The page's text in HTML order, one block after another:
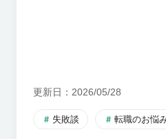
更新日 2026/05/28
失敗談 転職のお悩